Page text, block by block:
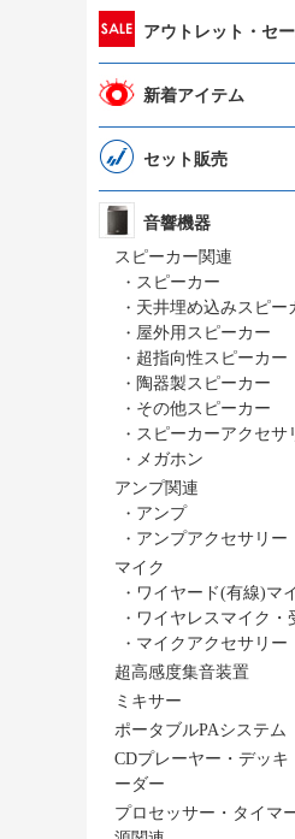
アウトレット・セ
新着アイテム
セット販売
音響機器
スピーカー関連
・ スピーカー
・ 天井埋め込みスピー
・ 屋外用スピーカー
・ 超指向性スピーカー
・ 陶器製スピーカー
・ その他スピーカー
・ スピーカーアクセサ
・ メガホン
アンプ関連
・ アンプ
・ アンプアクセサリー
マイク
・ ワイヤード(有線)マ
・ ワイヤレスマイク・
・ マイクアクセサリー
超高感度集音装置
ミキサー
ポータブルPAシステム
CDプレーヤー・デッキ
ーダー
プロセッサー・タイマ